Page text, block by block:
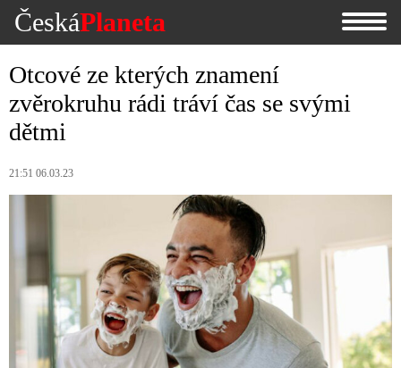
ČeskáPlaneta
Otcové ze kterých znamení
zvěrokruhu rádi tráví čas se svými
dětmi
21:51 06.03.23